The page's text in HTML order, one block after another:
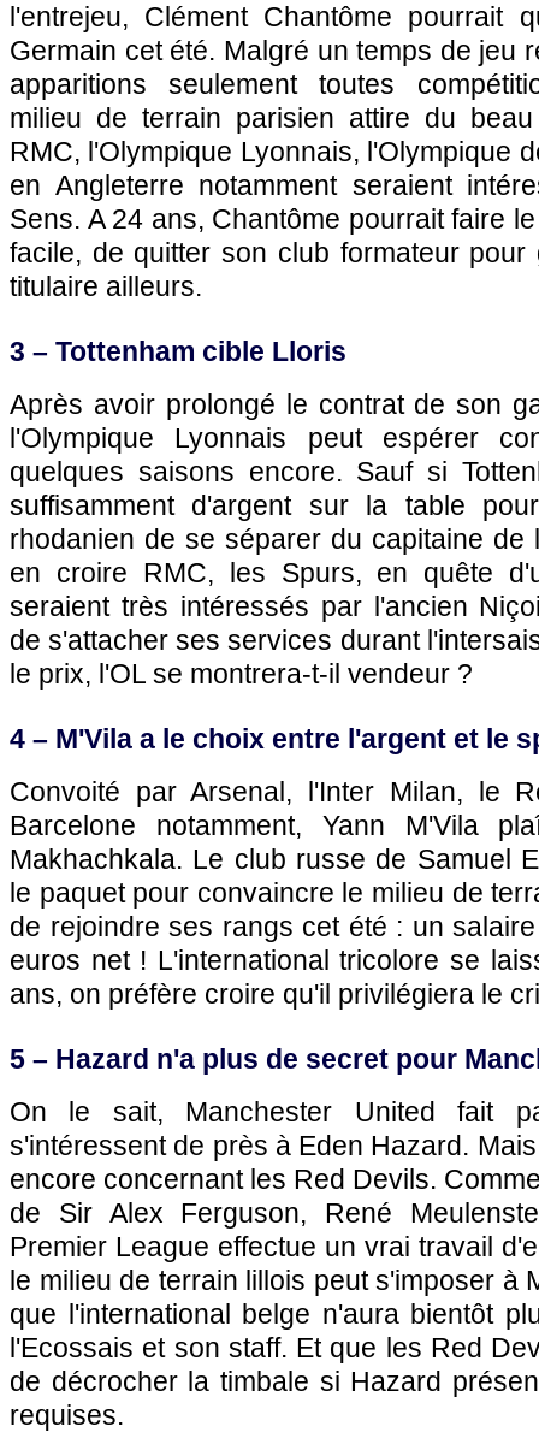
l'entrejeu, Clément Chantôme pourrait
Germain cet été. Malgré un temps de jeu
apparitions seulement toutes
milieu de terrain parisien attire du
RMC, l'Olympique Lyonnais, l'Olympique
en Angleterre notamment seraient
Sens. A 24 ans, Chantôme pourrait faire
facile, de quitter son club formateur
titulaire ailleurs.
3 – Tottenham cible Lloris
Après avoir prolongé le contrat de son
l'Olympique Lyonnais peut espérer
quelques saisons encore. Sauf si
suffisamment d'argent sur la table
rhodanien de se séparer du capitaine de
en croire RMC, les Spurs, en quête
seraient très intéressés par l'ancien
de s'attacher ses services durant
le prix, l'OL se montrera-t-il vendeur ?
4 – M'Vila a le choix entre l'argent et le
Convoité par Arsenal, l'Inter Milan, le
Barcelone notamment, Yann M'Vila
Makhachkala. Le club russe de Samuel
le paquet pour convaincre le milieu de
de rejoindre ses rangs cet été : un
euros net ! L'international tricolore se
ans, on préfère croire qu'il privilégiera le
5 – Hazard n'a plus de secret pour
On le sait, Manchester United fait
s'intéressent de près à Eden Hazard.
encore concernant les Red Devils.
de Sir Alex Ferguson, René
Premier League effectue un vrai travail
le milieu de terrain lillois peut s'imposer à
que l'international belge n'aura bientôt
l'Ecossais et son staff. Et que les Red
de décrocher la timbale si Hazard
requises.